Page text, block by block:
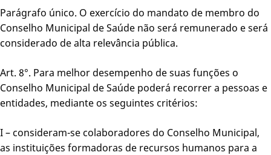
Parágrafo único. O exercício do mandato de membro do
Conselho Municipal de Saúde não será remunerado e será
considerado de alta relevância pública.
Art. 8°. Para melhor desempenho de suas funções o
Conselho Municipal de Saúde poderá recorrer a pessoas e
entidades, mediante os seguintes critérios:
I – consideram-se colaboradores do Conselho Municipal,
as instituições formadoras de recursos humanos para a